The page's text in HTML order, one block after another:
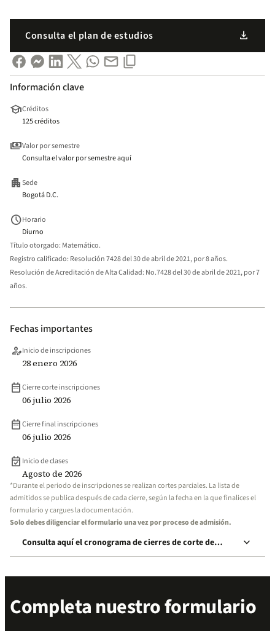
Consulta el plan de estudios download
Información clave
schoolCréditos
125 créditos
paymentsValor por semestre
Consulta el valor por semestre aquí
apartmentSede
Bogotá D.C.
scheduleHorario
Diurno
Título otorgado: Matemático.
Registro calificado: Resolución 7428 del 30 de abril de 2021, por 8 años.
Resolución de Acreditación de Alta Calidad: No.7428 del 30 de abril de 2021, por 7
años.
Fechas importantes
person_editInicio de inscripciones
28 enero 2026
date_rangeCierre corte inscripciones
06 julio 2026
date_rangeCierre final inscripciones
06 julio 2026
event_available Inicio de clases
Agosto de 2026
*Durante el periodo de inscripciones se realizan cortes parciales. La lista de
admitidos se publica después de cada cierre, según la fecha en la que finalices el
formulario y cargues la documentación.
Solo debes diligenciar el formulario una vez por proceso de admisión.
Consulta aquí el cronograma de cierres de corte de
inscripción
keyboard_arrow_down
Completa nuestro formulario